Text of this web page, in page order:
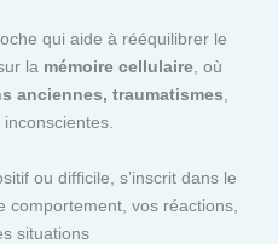
qui aide à rééquilibrer le
la mémoire cellulaire, où
anciennes, traumatismes,
ou difficile, s’inscrit dans le
vos réactions,
situations